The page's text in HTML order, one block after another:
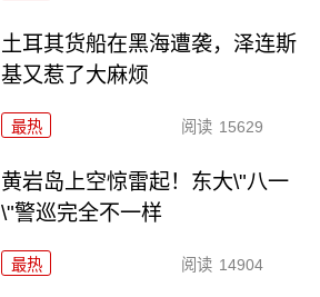
土耳其货船在黑海遭袭，泽连斯
基又惹了大麻烦
最热 阅读 15629
黄岩岛上空惊雷起！东大\"八一
\"警巡完全不一样
最热 阅读 14904